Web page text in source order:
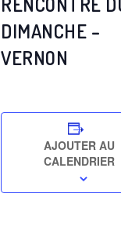
DIMANCHE –
VERNON
AJOUTER AU
CALENDRIER